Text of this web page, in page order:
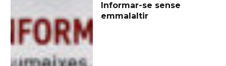
Informar-se sense
emmalaltir